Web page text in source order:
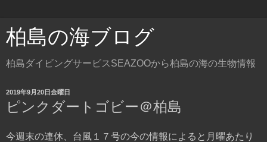
柏島の海ブログ
柏島ダイビングサービスSEAZOOから柏島の海の生物情報
2019年9月20日金曜日
ピンクダートゴビー＠柏島
今週末の連休、台風１７号の今の情報によると月曜あたり